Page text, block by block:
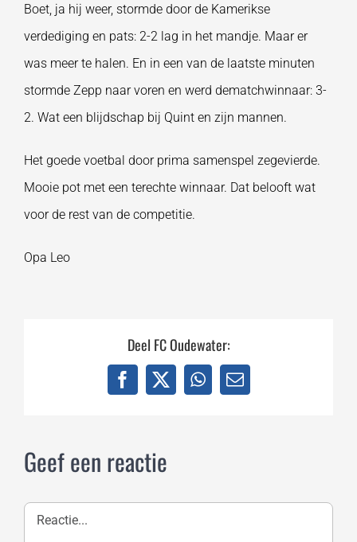
Boet, ja hij weer, stormde door de Kamerikse
verdediging en pats: 2-2 lag in het mandje. Maar er
was meer te halen. En in een van de laatste minuten
stormde Zepp naar voren en werd dematchwinnaar: 3-
2. Wat een blijdschap bij Quint en zijn mannen.
Het goede voetbal door prima samenspel zegevierde.
Mooie pot met een terechte winnaar. Dat belooft wat
voor de rest van de competitie.
Opa Leo
Deel FC Oudewater:
Facebook
X WhatsApp
E-
Geef een reactie
Reactie